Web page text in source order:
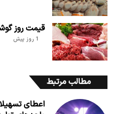
قیمت روز گوشت
1 روز پیش
مطالب مرتبط
اعطای